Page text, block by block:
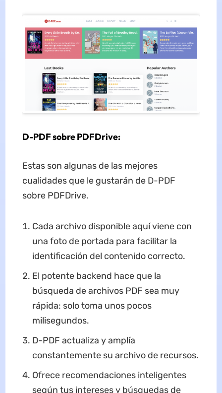
D-PDF sobre PDFDrive:
Estas son algunas de las mejores
cualidades que le gustarán de D-PDF
sobre PDFDrive.
Cada archivo disponible aquí viene con
una foto de portada para facilitar la
identificación del contenido correcto.
El potente backend hace que la
búsqueda de archivos PDF sea muy
rápida: solo toma unos pocos
milisegundos.
D-PDF actualiza y amplía
constantemente su archivo de recursos.
Ofrece recomendaciones inteligentes
según tus intereses y búsquedas de